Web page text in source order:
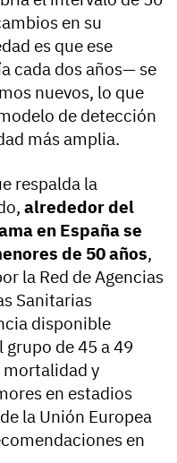
en su
es que ese
cada dos años— se
nuevos, lo que
de detección
más amplia.
respalda la
alrededor del
en España se
de 50 años,
la Red de Agencias
Sanitarias
disponible
grupo de 45 a 49
y
en estadios
la Unión Europea
en